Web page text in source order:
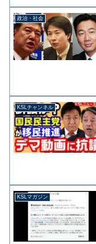
政治・社会
KSLチャンネル
KSLマガジン